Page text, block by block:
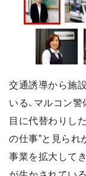
交通誘導から施
いる、マルコン
目に代替わりし
の仕事”と見られ
事業を拡大して